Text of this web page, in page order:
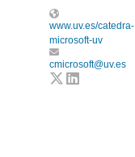
www.uv.es/catedra-
microsoft-uv
cmicrosoft@uv.es